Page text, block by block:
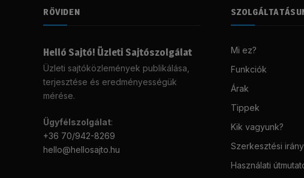
RÖVIDEN
Helló Sajtó! Üzleti Sajtószolgálat
Üzleti sajtóközlemények publikálása,
terjesztése és eredményességük
mérése.
Ügyfélszolgálat:
+36 70/942-8269
hello@hellosajto.hu
Mi ez?
Funkciók
Árak
Tippek
Kik vagyunk?
Szerkesztési
Használati